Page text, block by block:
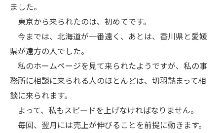
ました。
東京から来られたのは、初めてです。
今までは、北海道が一番遠く、あとは、香川県と愛媛
県が遠方の人でした。
私のホームページを見て来られたようですが、私の事
務所に相談に来られる人のほとんどは、切羽詰まって相
談に来られます。
よって、私もスピードを上げなければなりません。
毎回、翌月には売上が伸びることを前提に動きます。